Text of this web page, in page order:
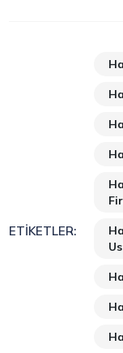
ETIKETLER: